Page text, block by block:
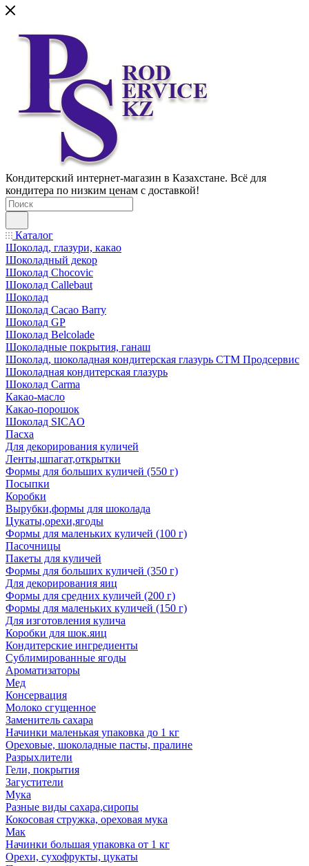
Кондитерский интернет-магазин в Казахстане. Всё для
кондитера по низким ценам с доставкой!
Каталог
Шоколад, глазури, какао
Шоколадный декор
Шоколад Chocovic
Шоколад Callebaut
Шоколад
Шоколад Cacao Barry
Шоколад GP
Шоколад Belcolade
Шоколадные покрытия, ганаш
Шоколад, шоколадная кондитерская глазурь СТМ Продсервис
Шоколадная кондитерская глазурь
Шоколад Carma
Какао-масло
Какао-порошок
Шоколад SICAO
Пасха
Для декорирования куличей
Ленты,шпагат,открытки
Формы для больших куличей (550 г)
Посыпки
Коробки
Вырубки,формы для шоколада
Цукаты,орехи,ягоды
Формы для маленьких куличей (100 г)
Пасочницы
Пакеты для куличей
Формы для больших куличей (350 г)
Для декорирования яиц
Формы для средних куличей (200 г)
Формы для маленьких куличей (150 г)
Для изготовления кулича
Коробки для шок.яиц
Кондитерские ингредиенты
Сублимированные ягоды
Ароматизаторы
Мед
Консервация
Молоко сгущенное
Заменитель сахара
Начинки маленькая упаковка до 1 кг
Ореховые, шоколадные пасты, пралине
Разрыхлители
Гели, покрытия
Загустители
Мука
Разные виды сахара,сиропы
Кокосовая стружка, ореховая мука
Мак
Начинки большая упаковка от 1 кг
Орехи, сухофрукты, цукаты